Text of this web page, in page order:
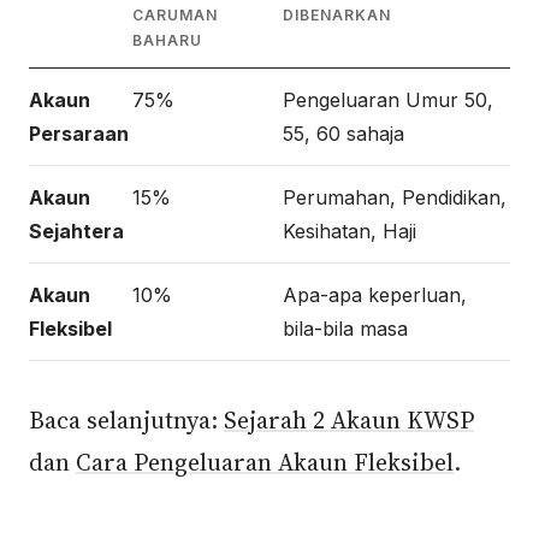
CARUMAN
BAHARU
DIBENARKAN
Akaun
Persaraan
75%
Pengeluaran Umur 50,
55, 60 sahaja
Akaun
Sejahtera
15%
Perumahan, Pendidikan,
Kesihatan, Haji
Akaun
Fleksibel
10%
Apa-apa keperluan,
bila-bila masa
Baca selanjutnya: Sejarah 2 Akaun KWSP
dan Cara Pengeluaran Akaun Fleksibel.